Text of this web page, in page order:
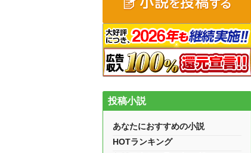
投稿小説
あなたにおすすめの小説
HOTランキング